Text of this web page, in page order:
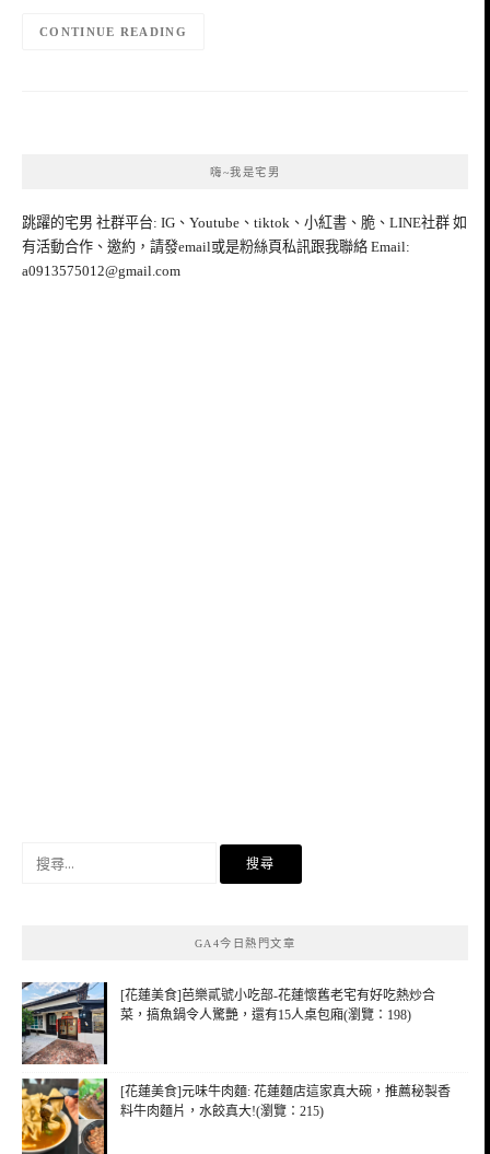
CONTINUE READING
嗨~我是宅男
跳躍的宅男 社群平台: IG、Youtube、tiktok、小紅書、脆、LINE社群 如
有活動合作、邀約，請發email或是粉絲頁私訊跟我聯絡 Email:
a0913575012@gmail.com
GA4今日熱門文章
[花蓮美食]芭樂貳號小吃部-花蓮懷舊老宅有好吃熱炒合
菜，搞魚鍋令人驚艷，還有15人桌包廂(瀏覽：198)
[花蓮美食]元味牛肉麵: 花蓮麵店這家真大碗，推薦秘製香
料牛肉麵片，水餃真大!(瀏覽：215)